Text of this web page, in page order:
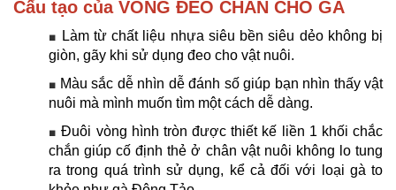
Cấu tạo của VÒNG ĐEO CHÂN CHO GÀ
■
Làm từ chất liệu nhựa siêu bền siêu dẻo không bị
giòn, gãy khi sử dụng đeo cho vật nuôi.
■ Màu sắc dễ nhìn dễ đánh số giúp bạn nhìn thấy vật
nuôi mà mình muốn tìm một cách dễ dàng.
■ Đuôi vòng hình tròn được thiết kế liền 1 khối chắc
chắn giúp cố định thẻ ở chân vật nuôi không lo tung
ra trong quá trình sử dụng, kể cả đối với loại gà to